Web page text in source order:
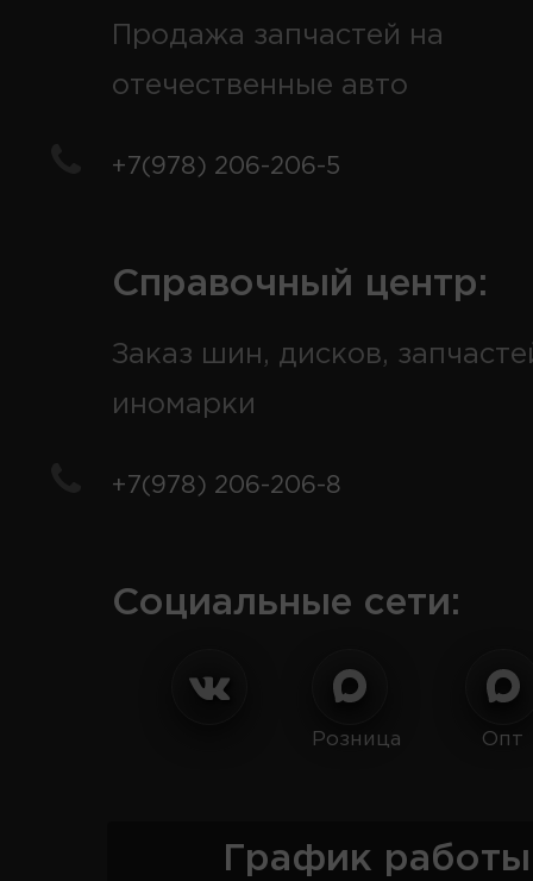
Продажа запчастей на
отечественные авто
+7(978) 206-206-5
Справочный центр:
Заказ шин, дисков,
иномарки
+7(978) 206-206-8
Социальные сети:
Розница Опт
График